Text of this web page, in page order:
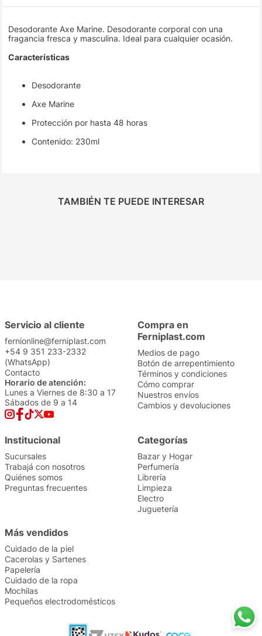
Desodorante Axe Marine. Desodorante corporal con una
fragancia fresca y masculina. Ideal para cualquier ocasión.
Características
Desodorante
Axe Marine
Protección por hasta 48 horas
Contenido: 230ml
TAMBIÉN TE PUEDE INTERESAR
Servicio al cliente
fernionline@ferniplast.com
+54 9 351 233-2332
(WhatsApp)
Contacto
Horario de atención:
Lunes a Viernes de 8:30 a 17
Sábados de 9 a 14
Compra en
Ferniplast.com
Medios de pago
Botón de arrepentimiento
Términos y condiciones
Cómo comprar
Nuestros envíos
Cambios y devoluciones
Institucional
Sucursales
Trabajá con nosotros
Quiénes somos
Preguntas frecuentes
Categorías
Bazar y Hogar
Perfumería
Librería
Limpieza
Electro
Juguetería
Más vendidos
Cuidado de la piel
Cacerolas y Sartenes
Papelería
Cuidado de la ropa
Mochilas
Pequeños electrodomésticos